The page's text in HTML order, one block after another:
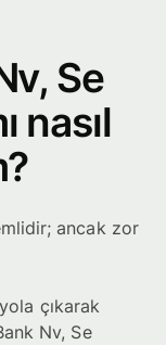
Se
nasıl
ancak zor
çıkarak
Nv, Se